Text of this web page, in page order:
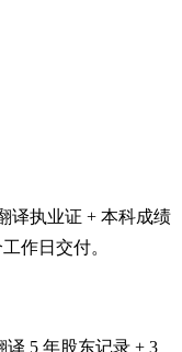
译执业证 + 本科成绩
作日交付。
译 5 年股东记录 + 3